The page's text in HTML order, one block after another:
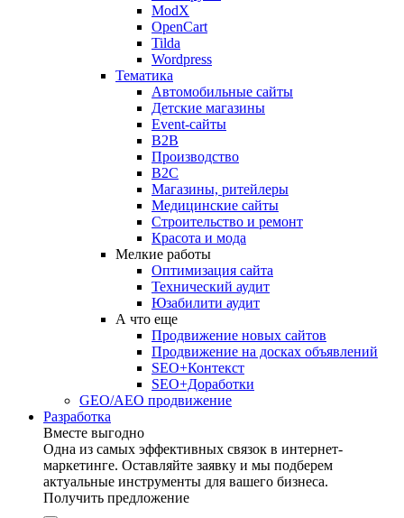
ModX
OpenCart
Tilda
Wordpress
Тематика
Автомобильные сайты
Детские магазины
Event-сайты
B2B
Производство
B2C
Магазины, ритейлеры
Медицинские сайты
Строительство и ремонт
Красота и мода
Мелкие работы
Оптимизация сайта
Технический аудит
Юзабилити аудит
А что еще
Продвижение новых сайтов
Продвижение на досках объявлений
SEO+Контекст
SEO+Доработки
GEO/AEO продвижение
Разработка
Вместе выгодно
Одна из самых эффективных связок в интернет-
маркетинге. Оставляйте заявку и мы подберем
актуальные инструменты для вашего бизнеса.
Получить предложение